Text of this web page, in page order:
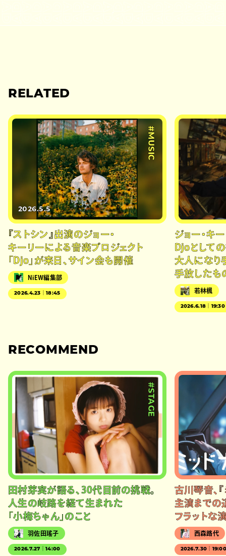
RELATED
#MUSIC
2026.5.5
『ストシン』出演のジョー・
キーリーによる音楽プロジェクト
「Djo」が来日、サイン会も開催
NiEW編集部
2026.4.23｜18:45
ジョー・キ
Djoとして
大人になり
手放したも
若林楓
2026.6.18｜19:30
RECOMMEND
#STAGE
田村芽実が語る、30代目前の挑戦。
人生の岐路を経て生まれた
「小梅ちゃん」のこと
羽佐田瑤子
2026.7.27｜14:00
古川琴音、
主演までの
フラットな
西森路代
2026.7.30｜